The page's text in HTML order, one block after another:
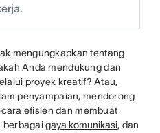
mengungkapkan tentang
Anda mendukung dan
proyek kreatif? Atau,
penyampaian, mendorong
efisien dan membuat
berbagaigaya komunikasi, dan